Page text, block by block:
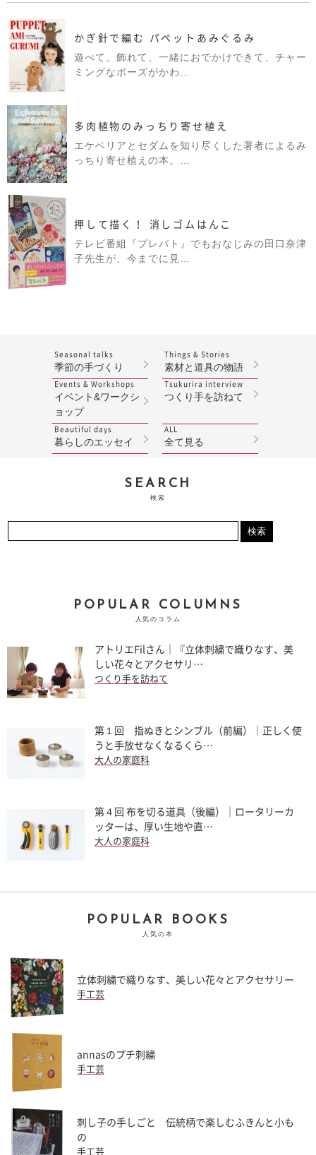
かぎ針で編む パペットあみぐるみ
遊べて、飾れて、一緒におでかけできて、チャー
ミングなポーズがかわ…
多肉植物のみっちり寄せ植え
エケベリアとセダムを知り尽くした著者によるみ
っちり寄せ植えの本。…
押して描く！ 消しゴムはんこ
テレビ番組『プレバト』でもおなじみの田口奈津
子先生が、今までに見…
Seasonal talks
季節の手づくり
Things & Stories
素材と道具の物語
Events & Workshops
イベント&ワークシ
ョップ
Tsukurira interview
つくり手を訪ねて
Beautiful days
暮らしのエッセイ
ALL
全て見る
SEARCH
検索
POPULAR COLUMNS
人気のコラム
アトリエFilさん｜『立体刺繍で織りなす、美
しい花々とアクセサリ…
つくり手を訪ねて
第１回 指ぬきとシンブル（前編）｜正しく使
うと手放せなくなるくら…
大人の家庭科
第４回 布を切る道具（後編）｜ロータリーカ
ッターは、厚い生地や直…
大人の家庭科
POPULAR BOOKS
人気の本
立体刺繍で織りなす、美しい花々とアクセサリー
手工芸
annasのプチ刺繍
手工芸
刺し子の手しごと 伝統柄で楽しむふきんと小も
の
手工芸